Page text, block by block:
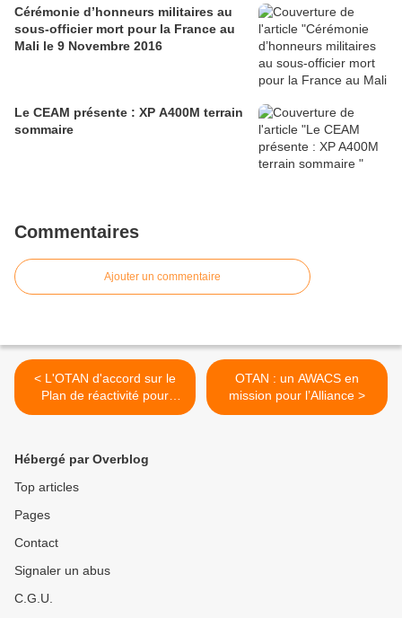
Cérémonie d’honneurs militaires au
sous-officier mort pour la France au
Mali le 9 Novembre 2016
Le CEAM présente : XP A400M terrain
sommaire
Commentaires
Ajouter un commentaire
< L'OTAN d'accord sur le
Plan de réactivité pour
renforcer la défense
OTAN : un AWACS en
mission pour l’Alliance >
Hébergé par Overblog
Top articles
Pages
Contact
Signaler un abus
C.G.U.